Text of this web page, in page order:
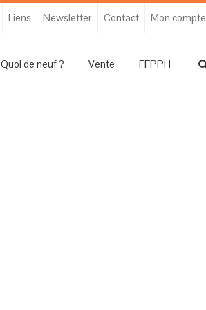
Liens Newsletter Contact Mon compte
Quoi de neuf ? Vente FFPPH